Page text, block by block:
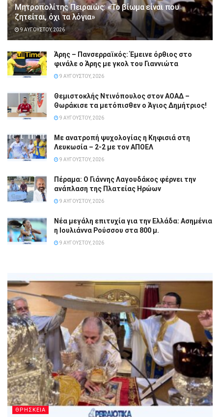
Μητροπολίτης Πειραιώς: «Το βίωμα είναι που
ζητείται, όχι τα λόγια»
9 ΑΥΓΟΎΣΤΟΥ, 2026
Άρης – Πανσερραϊκός: Έμεινε όρθιος στο
φινάλε ο Άρης με γκολ του Γιαννιώτα
9 ΑΥΓΟΎΣΤΟΥ, 2026
Θεμιστοκλής Ντινόπουλος στον ΑΟΑΔ –
Θωράκισε τα μετόπισθεν ο Άγιος Δημήτριος!
9 ΑΥΓΟΎΣΤΟΥ, 2026
Με ανατροπή ψυχολογίας η Κηφισιά στη
Λευκωσία – 2-2 με τον ΑΠΟΕΛ
9 ΑΥΓΟΎΣΤΟΥ, 2026
Πέραμα: Ο Γιάννης Λαγουδάκος φέρνει την
ανάπλαση της Πλατείας Ηρώων
9 ΑΥΓΟΎΣΤΟΥ, 2026
Νέα μεγάλη επιτυχία για την Ελλάδα: Ασημένια
η Ιουλιάννα Ρούσσου στα 800 μ.
9 ΑΥΓΟΎΣΤΟΥ, 2026
ΘΡΗΣΚΕΙΑ